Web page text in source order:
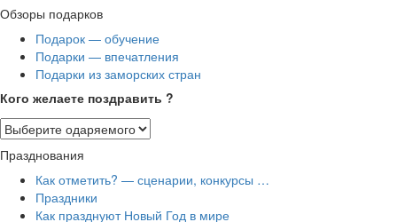
Обзоры подарков
Подарок — обучение
Подарки — впечатления
Подарки из заморских стран
Кого желаете поздравить ?
Празднования
Как отметить? — сценарии, конкурсы …
Праздники
Как празднуют Новый Год в мире